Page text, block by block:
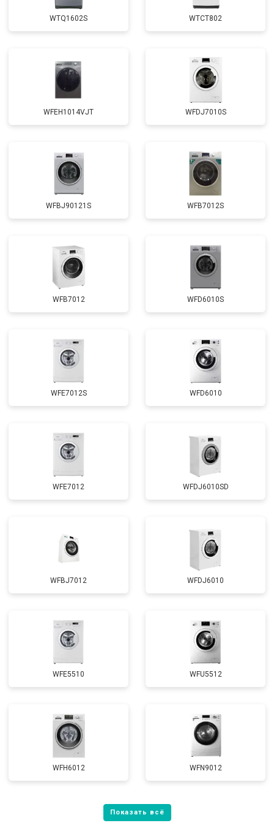
Замена крестовины от 2750 ₽
Замена подшипников от 2800 ₽ Заказать
Замена мотора от 3800 ₽ Заказать
от 2200 ₽ Заказать
Замена ТЭН от 2300 ₽ Заказать
Замена блока управления от 3600 ₽ Заказать
Замена прессостата от 3350 ₽ Заказать
Замена сливного насоса от 3450 ₽
Замена сливного шланга от 2100 ₽ Заказать
Замена УБЛ от 2100 ₽ Заказать
Замена приводного ремня от 2550 ₽ Заказать
WTQ1602S WTCT802
WFEH1014VJT WFDJ7010S
WFBJ90121S WFB7012S
WFB7012 WFD6010S
WFE7012S WFD6010
WFE7012 WFDJ6010SD
WFBJ7012 WFDJ6010
WFE5510 WFU5512
WFH6012 WFN9012